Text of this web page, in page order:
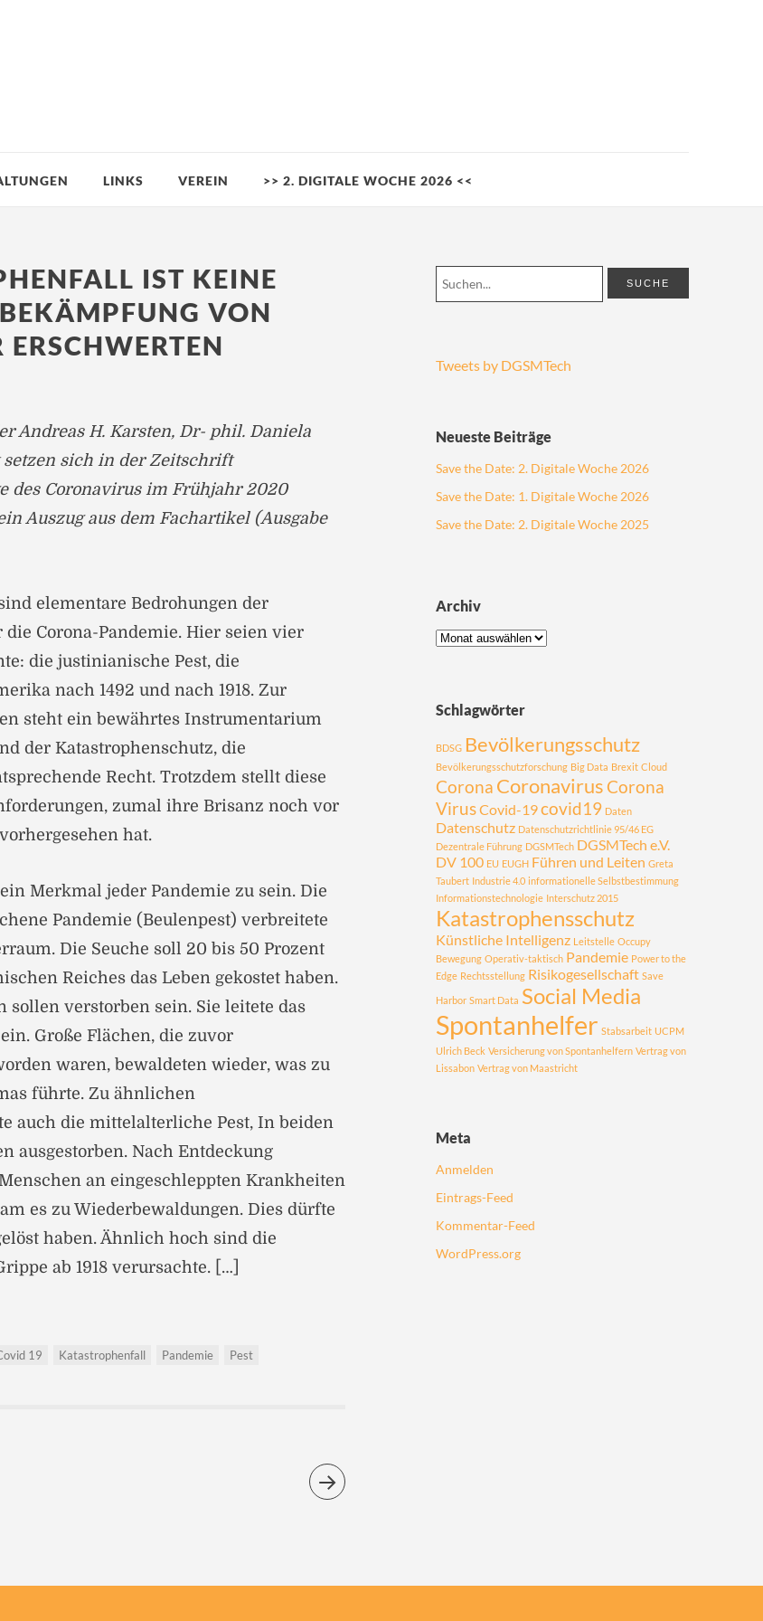
LINKS VEREIN >> 2. DIGITALE WOCHE 2026 <<
IST KEINE
VON
Andreas H. Karsten, Dr- phil. Daniela
setzen sich in der Zeitschrift
des Coronavirus im Frühjahr 2020
Auszug aus dem Fachartikel (Ausgabe
elementare Bedrohungen der
Corona-Pandemie. Hier seien vier
die justinianische Pest, die
nach 1492 und nach 1918. Zur
steht ein bewährtes Instrumentarium
der Katastrophenschutz, die
Recht. Trotzdem stellt diese
zumal ihre Brisanz noch vor
hat.
Merkmal jeder Pandemie zu sein. Die
Pandemie (Beulenpest) verbreitete
Die Seuche soll 20 bis 50 Prozent
Reiches das Leben gekostet haben.
sollen verstorben sein. Sie leitete das
Große Flächen, die zuvor
waren, bewaldeten wieder, was zu
führte. Zu ähnlichen
auch die mittelalterliche Pest, In beiden
ausgestorben. Nach Entdeckung
an eingeschleppten Krankheiten
es zu Wiederbewaldungen. Dies dürfte
haben. Ähnlich hoch sind die
ab 1918 verursachte. […]
19 Katastrophenfall Pandemie
Pest
Tweets by DGSMTech
Neueste Beiträge
Save the Date: 2. Digitale Woche 2026
Save the Date: 1. Digitale Woche 2026
Save the Date: 2. Digitale Woche 2025
Archiv
Schlagwörter
BDSG Bevölkerungsschutz
Bevölkerungsschutzforschung Big Data Brexit Cloud
Corona Coronavirus Corona
VirusCovid-19covid19 Daten
Datenschutz Datenschutzrichtlinie 95/46 EG
Dezentrale Führung DGSMTech DGSMTech e.V.
DV 100 EU EUGH Führen und Leiten Greta
Taubert Industrie 4.0 informationelle Selbstbestimmung
Informationstechnologie Interschutz 2015
Katastrophensschutz
Künstliche Intelligenz Leitstelle Occupy
Bewegung Operativ-taktisch Pandemie Power to the
Edge Rechtsstellung Risikogesellschaft Save
Harbor Smart Data Social Media
Spontanhelfer Stabsarbeit UCPM
Ulrich Beck Versicherung von Spontanhelfern Vertrag von
Lissabon Vertrag von Maastricht
Meta
Anmelden
Eintrags-Feed
Kommentar-Feed
WordPress.org